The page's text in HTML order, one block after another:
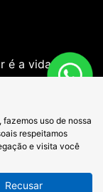
é a vida.
uso de nossa
respeitamos
e visita você
Recusar